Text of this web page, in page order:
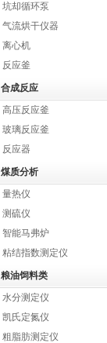
坑却循环泵
气流烘干仪器
离心机
反应釜
合成反应
高压反应釜
玻璃反应釜
反应器
煤质分析
量热仪
测硫仪
智能马弗炉
粘结指数测定仪
粮油饲料类
水分测定仪
凯氏定氮仪
粗脂肪测定仪